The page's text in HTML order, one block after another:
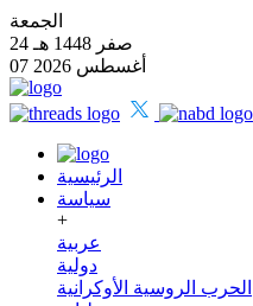
الجمعة
24 صفر 1448 هـ
07 أغسطس 2026
الرئيسية
سياسة
+
عربية
دولية
الحرب الروسية الأوكرانية